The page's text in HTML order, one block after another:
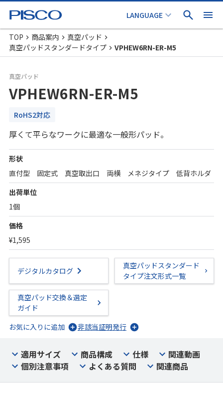
TOP 商品案内
真空パッド
真空パッドスタンダードタイプ
VPHEW6RN-ER-M5
真空パッド
VPHEW6RN-ER-M5
RoHS2対応
厚くて平らなワークに最適な一般形パッド。
形状
直付型 固定式 真空取出口 両横 メネジタイプ 低背ホルダ
出荷単位
1個
価格
¥1,595
デジタルカタログ
真空パッドスタンダード
タイプ注文形式一覧
真空パッド交換＆選定
ガイド
お気に入りに追加
非該当証明発行
適用サイズ 商品構成 仕様
関連動画
個別注意事項
よくある質問 関連商品